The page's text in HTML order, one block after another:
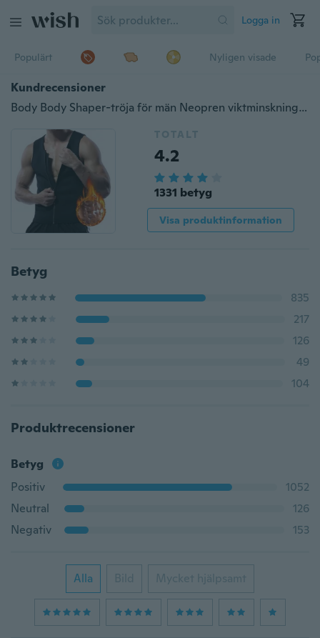
Logga in
Populärt Nyligen visade
Kundrecensioner
Body Body Shaper-tröja för män Neopren viktminskning träning mage fettförbrännare
TOTALT
4.2
1331 betyg
Visa produktinformation
Betyg
835
217
126
49
104
Produktrecensioner
Betyg
Positiv
1052
Neutral
126
Negativ
153
Alla Bild Mycket hjälpsamt